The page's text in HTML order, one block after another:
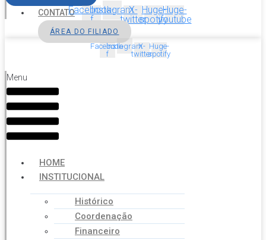
CONTATOFacebook-
f
InstagramX-
twitter
Huge-
spotify
Huge-
youtube
ÁREA DO FILIADO
Facebook-
f
InstagramX-
twitter
Huge-
spotify
Menu
HOME
INSTITUCIONAL
Histórico
Coordenação
Financeiro